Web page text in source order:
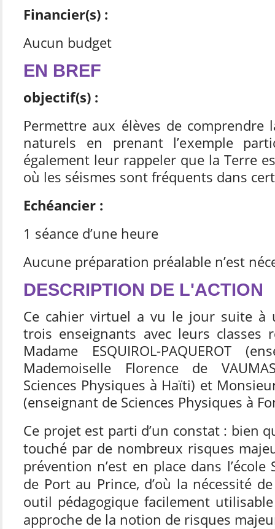
Financier(s) :
Aucun budget
EN BREF
objectif(s) :
Permettre aux élèves de
naturels en prenant l’exemple
également leur rappeler que la Terre
où les séismes sont fréquents dans
Echéancier :
1 séance d’une heure
Aucune préparation préalable n’est
DESCRIPTION DE L'ACTION
Ce cahier virtuel a vu le jour suite à
trois enseignants avec leurs classes
Madame ESQUIROL-PAQUEROT
Mademoiselle Florence de
Sciences Physiques à Haïti) et
(enseignant de Sciences Physiques à
Ce projet est parti d’un constat : bien
touché par de nombreux risques
prévention n’est en place dans l’école
de Port au Prince, d’où la nécessité
outil pédagogique facilement
approche de la notion de risques